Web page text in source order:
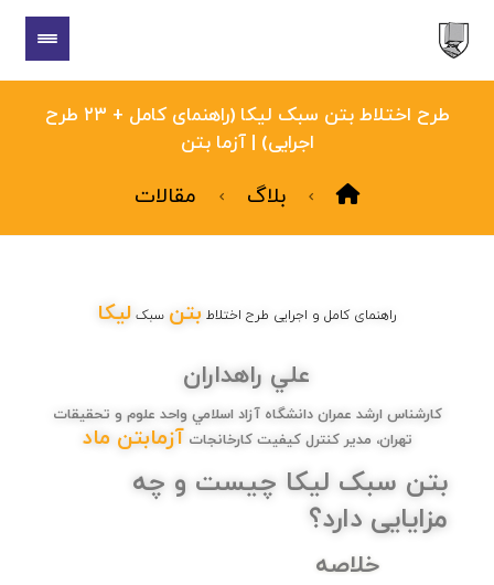
طرح اختلاط بتن سبک لیکا (راهنمای کامل + ۲۳ طرح
اجرایی) | آزما بتن
بلاگ مقالات
راهنمای کامل و اجرایی طرح اختلاط بتن سبک لیکا
علي راهداران
كارشناس ارشد عمران دانشگاه آزاد اسلامي واحد علوم و تحقيقات
تهران، مدير كنترل كيفيت كارخانجات آزمابتن ماد
بتن سبک لیکا چیست و چه
مزایایی دارد؟
خلاصه